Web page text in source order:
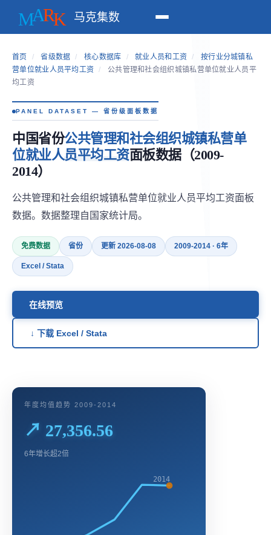
马克集数
首页 / 省级数据 / 核心数据库 / 就业人员和工资 /
按行业分城镇私
营单位就业人员平均工资 /
公共管理和社会组织城镇私营单位就业人员平
均工资
PANEL DATASET — 省份级面板数据
中国省份公共管理和社会组织城镇私营单
位就业人员平均工资面板数据（2009-
2014）
公共管理和社会组织城镇私营单位就业人员平均工资面板
数据。数据整理自国家统计局。
免费数据 省份 更新 2026-08-08 2009-2014 · 6年
Excel / Stata
在线预览
↓ 下载 Excel / Stata
年度均值趋势 2009-2014
↗ 27,356.56
6年增长超2倍
2014